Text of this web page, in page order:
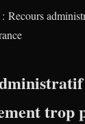
: Recours
trop